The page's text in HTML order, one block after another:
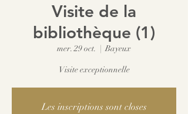
Visite de la
bibliothèque (1)
mer. 29 oct.
  |
Bayeux
Visite exceptionnelle
Les inscriptions sont closes